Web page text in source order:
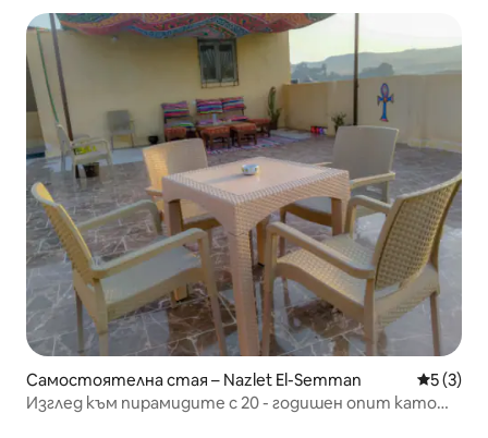
Самостоятелна стая – Nazlet El-Semman Средна
5 (3)
Изглед към пирамидите с 20 - годишен опит като